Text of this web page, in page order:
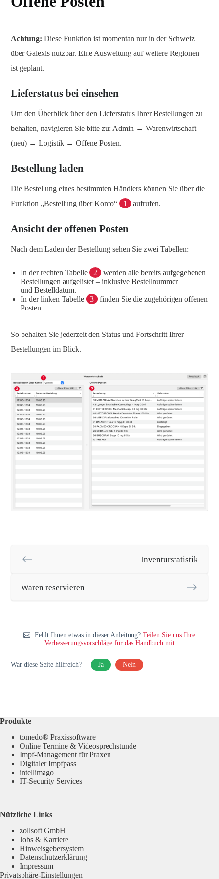
Achtung: Diese Funktion ist momentan nur in der Schweiz
über Galexis nutzbar. Eine Ausweitung auf weitere Regionen
ist geplant.
Lieferstatus bei einsehen
Um den Überblick über den Lieferstatus Ihrer Bestellungen zu
behalten, navigieren Sie bitte zu: Admin → Warenwirtschaft
(neu) → Logistik → Offene Posten.
Bestellung laden
Die Bestellung eines bestimmten Händlers können Sie über die
Funktion „Bestellung über Konto“
1 aufrufen.
Ansicht der offenen Posten
Nach dem Laden der Bestellung sehen Sie zwei Tabellen:
In der rechten Tabelle 2
werden alle bereits aufgegebenen
Bestellungen aufgelistet – inklusive Bestellnummer
und Bestelldatum.
In der linken Tabelle
3
finden Sie die zugehörigen offenen
Posten.
So behalten Sie jederzeit den Status und Fortschritt Ihrer
Bestellungen im Blick.
Inventurstatistik
Waren reservieren
Fehlt Ihnen etwas in dieser Anleitung?Teilen Sie uns Ihre
Verbesserungsvorschläge für das Handbuch mit
War diese Seite hilfreich? Ja Nein
Produkte
tomedo® Praxissoftware
Online Termine & Videosprechstunde
Impf-Management für Praxen
Digitaler Impfpass
intellimago
IT-Security Services
Nützliche Links
zollsoft GmbH
Jobs & Karriere
Hinweisgebersystem
Datenschutzerklärung
Impressum
Privatsphäre-Einstellungen